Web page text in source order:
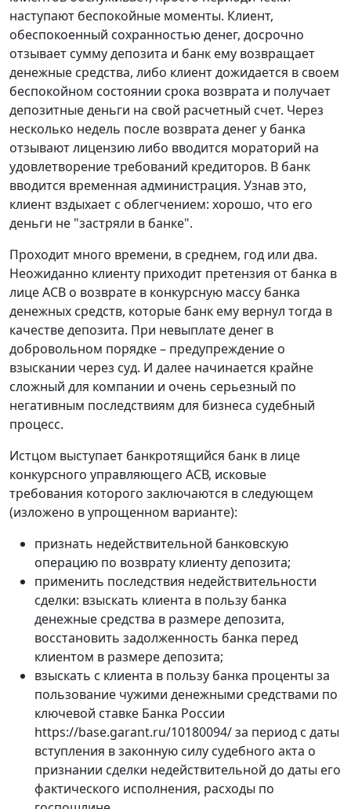
наступают беспокойные моменты. Клиент,
обеспокоенный сохранностью денег, досрочно
отзывает сумму депозита и банк ему возвращает
денежные средства, либо клиент дожидается в своем
беспокойном состоянии срока возврата и получает
депозитные деньги на свой расчетный счет. Через
несколько недель после возврата денег у банка
отзывают лицензию либо вводится мораторий на
удовлетворение требований кредиторов. В банк
вводится временная администрация. Узнав это,
клиент вздыхает с облегчением: хорошо, что его
деньги не "застряли в банке".
Проходит много времени, в среднем, год или два.
Неожиданно клиенту приходит претензия от банка в
лице АСВ о возврате в конкурсную массу банка
денежных средств, которые банк ему вернул тогда в
качестве депозита. При невыплате денег в
добровольном порядке – предупреждение о
взыскании через суд. И далее начинается крайне
сложный для компании и очень серьезный по
негативным последствиям для бизнеса судебный
процесс.
Истцом выступает банкротящийся банк в лице
конкурсного управляющего АСВ, исковые
требования которого заключаются в следующем
(изложено в упрощенном варианте):
признать недействительной банковскую
операцию по возврату клиенту депозита;
применить последствия недействительности
сделки: взыскать клиента в пользу банка
денежные средства в размере депозита,
восстановить задолженность банка перед
клиентом в размере депозита;
взыскать с клиента в пользу банка проценты за
пользование чужими денежными средствами по
ключевой ставке Банка России
https://base.garant.ru/10180094/ за период с даты
вступления в законную силу судебного акта о
признании сделки недействительной до даты его
фактического исполнения, расходы по